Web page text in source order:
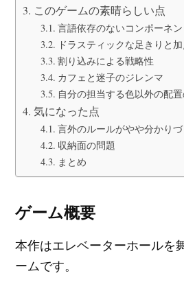
このゲームの素晴らしい点
言語依存のないコンポーネン
ドラスティックな足きりと
割り込みによる戦略性
カフェと迷子のジレンマ
自分の担当する色以外の配
気になった点
言外のルールがやや分かり
収納面の問題
まとめ
ゲーム概要
本作はエレベーターホールを
ームです。